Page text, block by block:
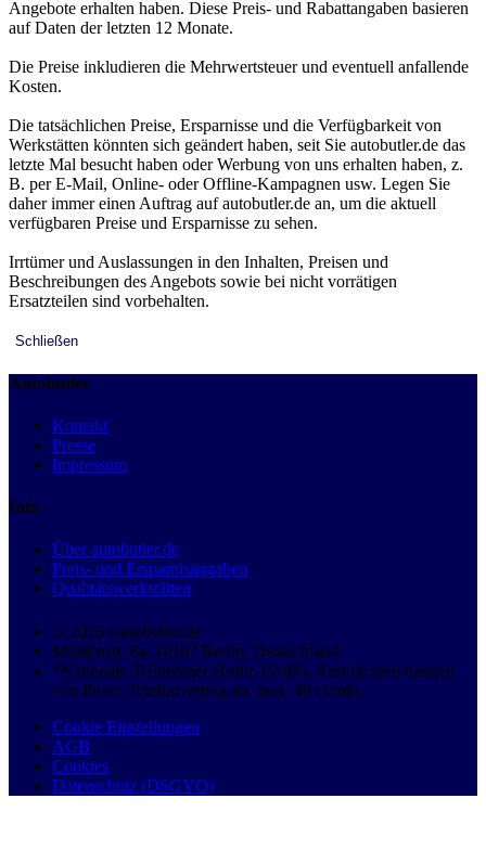
Angebote erhalten haben. Diese Preis- und Rabattangaben basieren
auf Daten der letzten 12 Monate.
Die Preise inkludieren die Mehrwertsteuer und eventuell anfallende
Kosten.
Die tatsächlichen Preise, Ersparnisse und die Verfügbarkeit von
Werkstätten könnten sich geändert haben, seit Sie autobutler.de das
letzte Mal besucht haben oder Werbung von uns erhalten haben, z.
B. per E-Mail, Online- oder Offline-Kampagnen usw. Legen Sie
daher immer einen Auftrag auf autobutler.de an, um die aktuell
verfügbaren Preise und Ersparnisse zu sehen.
Irrtümer und Auslassungen in den Inhalten, Preisen und
Beschreibungen des Angebots sowie bei nicht vorrätigen
Ersatzteilen sind vorbehalten.
Schließen
Autobutler
Kontakt
Presse
Impressum
Info
Über autobutler.de
Preis- und Ersparnisangaben
Qualitätswerkstätten
© 2026 Autobutler.de
Mühlenstr. 8a, 14167 Berlin, Deutschland
*Nationale Teilnehmer-Rufnr. (VoIP), Anrufkosten hängen
von Ihrem Telefonvertrag ab, max. 49 ct/min.
Cookie Einstellungen
AGB
Cookies
Datenschutz (DSGVO)